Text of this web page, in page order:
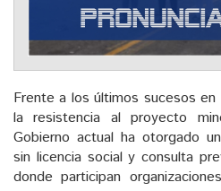
Frente a los últimos sucesos
la resistencia al proyecto
Gobierno actual ha otorgado
sin licencia social y consulta
donde participan